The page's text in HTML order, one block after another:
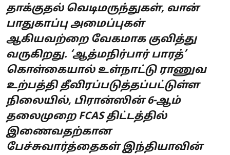
தாக்குதல் வெடிமருந்துகள், வான்
பாதுகாப்பு அமைப்புகள்
ஆகியவற்றை வேகமாக குவித்து
வருகிறது. ‘ஆத்மநிர்பார் பாரத்’
கொள்கையால் உள்நாட்டு ராணுவ
உற்பத்தி தீவிரப்படுத்தப்பட்டுள்ள
நிலையில், பிரான்ஸின் 6-ஆம்
தலைமுறை FCAS திட்டத்தில்
இணைவதற்கான
பேச்சுவார்த்தைகள் இந்தியாவின்